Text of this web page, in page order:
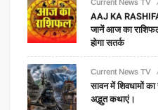
Current News TV
AAJ KA
जानें आज का
होगा सतर्क
Current News TV
सावन में शिवधामों
अद्भुत कथाएं।